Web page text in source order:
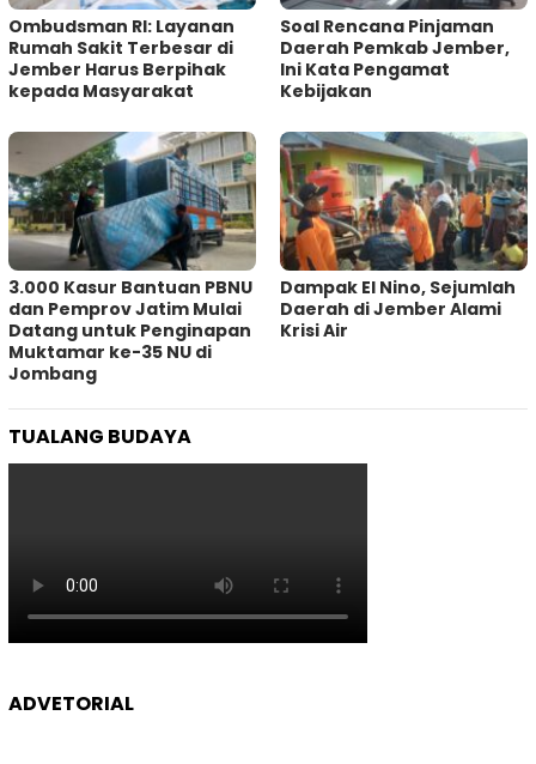
Ombudsman RI: Layanan
Rumah Sakit Terbesar di
Jember Harus Berpihak
kepada Masyarakat
‎Soal Rencana Pinjaman
Daerah Pemkab Jember,
Ini Kata Pengamat
Kebijakan ‎
3.000 Kasur Bantuan PBNU
dan Pemprov Jatim Mulai
Datang untuk Penginapan
Muktamar ke-35 NU di
Jombang
Dampak El Nino, Sejumlah
Daerah di Jember Alami
Krisi Air
TUALANG BUDAYA
ADVETORIAL